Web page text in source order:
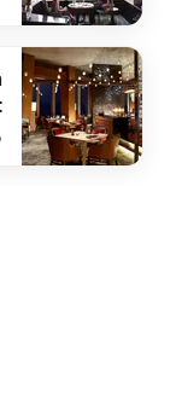
Aura Lounge
Restaurant